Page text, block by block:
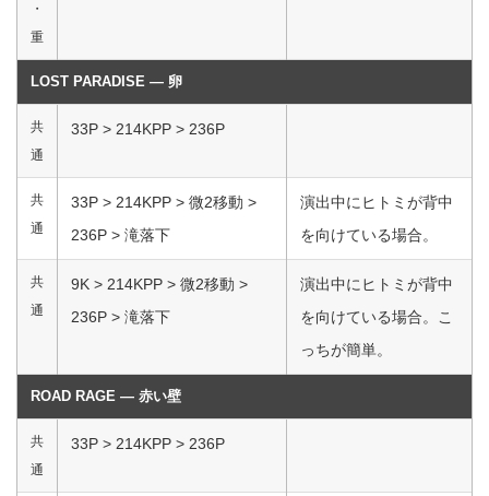
・
重
LOST PARADISE ― 卵
共
通
33P > 214KPP > 236P
共
通
33P > 214KPP > 微2移動 >
236P > 滝落下
演出中にヒトミが背中
を向けている場合。
共
通
9K > 214KPP > 微2移動 >
236P > 滝落下
演出中にヒトミが背中
を向けている場合。こ
っちが簡単。
ROAD RAGE ― 赤い壁
共
通
33P > 214KPP > 236P